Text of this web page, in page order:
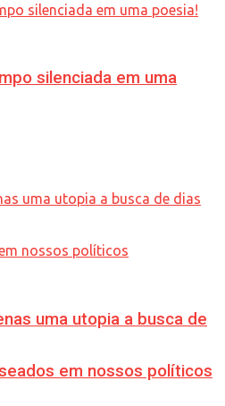
silenciada em uma
uma utopia a busca de
em nossos políticos